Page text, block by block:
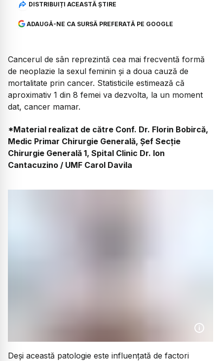
DISTRIBUIȚI ACEASTĂ ȘTIRE
ADAUGĂ-NE CA SURSĂ PREFERATĂ PE GOOGLE
Cancerul de sân reprezintă cea mai frecventă formă
de neoplazie la sexul feminin și a doua cauză de
mortalitate prin cancer. Statisticile estimează că
aproximativ 1 din 8 femei va dezvolta, la un moment
dat, cancer mamar.
*Material realizat de către Conf. Dr. Florin Bobircă,
Medic Primar Chirurgie Generală, Șef Secție
Chirurgie Generală 1, Spital Clinic Dr. Ion
Cantacuzino / UMF Carol Davila
Deși această patologie este influențată de factori